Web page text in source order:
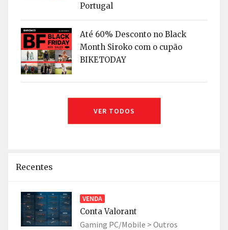
Portugal
Até 60% Desconto no Black
Month Siroko com o cupão
BIKETODAY
VER TODOS
Recentes
VENDA
Conta Valorant
Gaming PC/Mobile > Outros